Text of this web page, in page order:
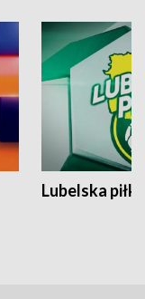
Lubelska piłka